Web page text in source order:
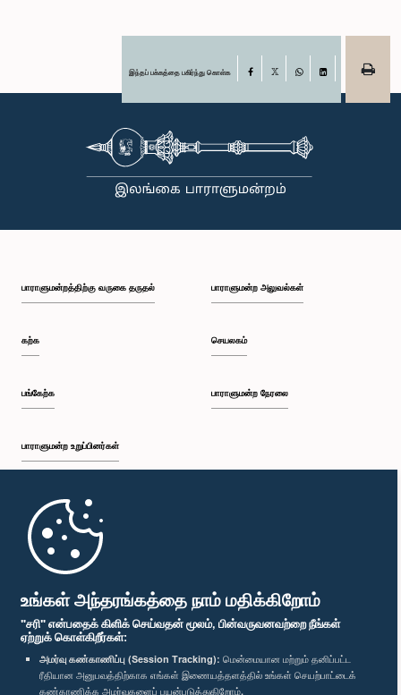
உங்கள் அந்தரங்கத்தை நாம் மதிக்கிறோம்
"சரி" என்பதைக் கிளிக் செய்வதன் மூலம், பின்வருவனவற்றை நீங்கள்
ஏற்றுக் கொள்கிறீர்கள்:
அமர்வு கண்காணிப்பு (Session Tracking): மென்மையான மற்றும் தனிப்பட்ட
ரீதியான அனுபவத்திற்காக எங்கள் இணையத்தளத்தில் உங்கள் செயற்பாட்டைக்
கண்காணிக்க அமர்வுகளைப் பயன்படுத்துகிறோம்.
இந்தப் பக்கத்தை பகிர்ந்து கொள்க Facebook
பாராளுமன்றத்திற்கு வருகை தருதல்
கற்க
பங்கேற்க
பாராளுமன்ற உறுப்பினர்கள்
முதற்பக்கம்
பாராளுமன்ற அலுவல்கள்
செயலகம்
பாராளுமன்ற நேரலை
பாராளுமன்ற கையடக்க செயலி
எம்மை பின்தொடர்க :